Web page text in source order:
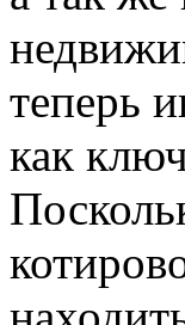
теперь
как